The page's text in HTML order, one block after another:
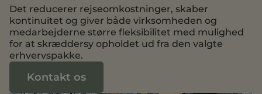
Det reducerer rejseomkostninger, skaber
kontinuitet og giver både virksomheden og
medarbejderne større fleksibilitet med mulighed
for at skræddersy opholdet ud fra den valgte
erhvervspakke.
Kontakt os